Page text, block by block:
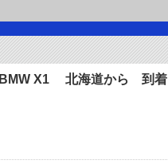
BMW X1 北海道から 到着